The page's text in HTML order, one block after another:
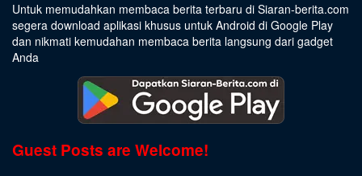
Untuk memudahkan membaca berita terbaru di Siaran-berita.com
segera download aplikasi khusus untuk Android di Google Play
dan nikmati kemudahan membaca berita langsung dari gadget
Anda
Guest Posts are Welcome!